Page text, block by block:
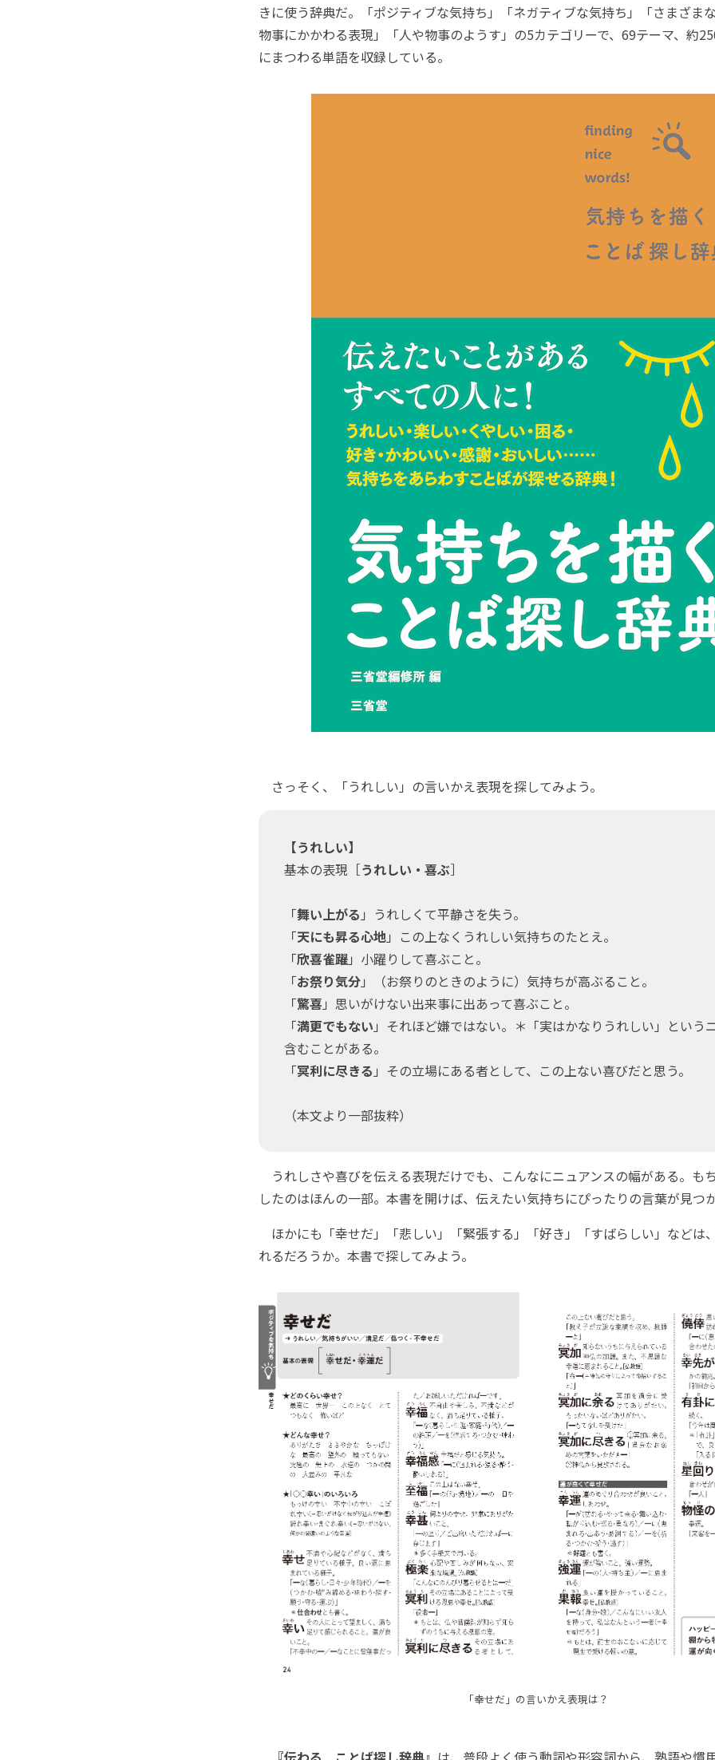
きに使う辞典だ。「ポジティブな気持ち」「ネガティブな気持ち」「さまざま
物事にかかわる表現」「人や物事のようす」の5カテゴリーで、69テーマ、約
にまつわる単語を収録している。
さっそく、「うれしい」の言いかえ表現を探してみよう。
【うれしい】
基本の表現［うれしい・喜ぶ］
「舞い上がる 」うれしくて平静さを失う。
「天にも昇る心地」この上なくうれしい気持ちのたとえ。
「欣喜雀躍」小躍りして喜ぶこと。
「お祭り気分」（お祭りのときのように）気持ちが高ぶること。
「驚喜 」思いがけない出来事に出あって喜ぶこと。
「満更でもない 」それほど嫌ではない。＊「実はかなりうれしい」という
含むことがある。
「冥利に尽きる 」その立場にある者として、この上ない喜びだと思う。
（本文より一部抜粋）
うれしさや喜びを伝える表現だけでも、こんなにニュアンスの幅がある。も
したのはほんの一部。本書を開けば、伝えたい気持ちにぴったりの言葉が見つ
ほかにも「幸せだ」「悲しい」「緊張する」「好き」「すばらしい」などは
れるだろうか。本書で探してみよう。
「幸せだ」の言いかえ表現は？